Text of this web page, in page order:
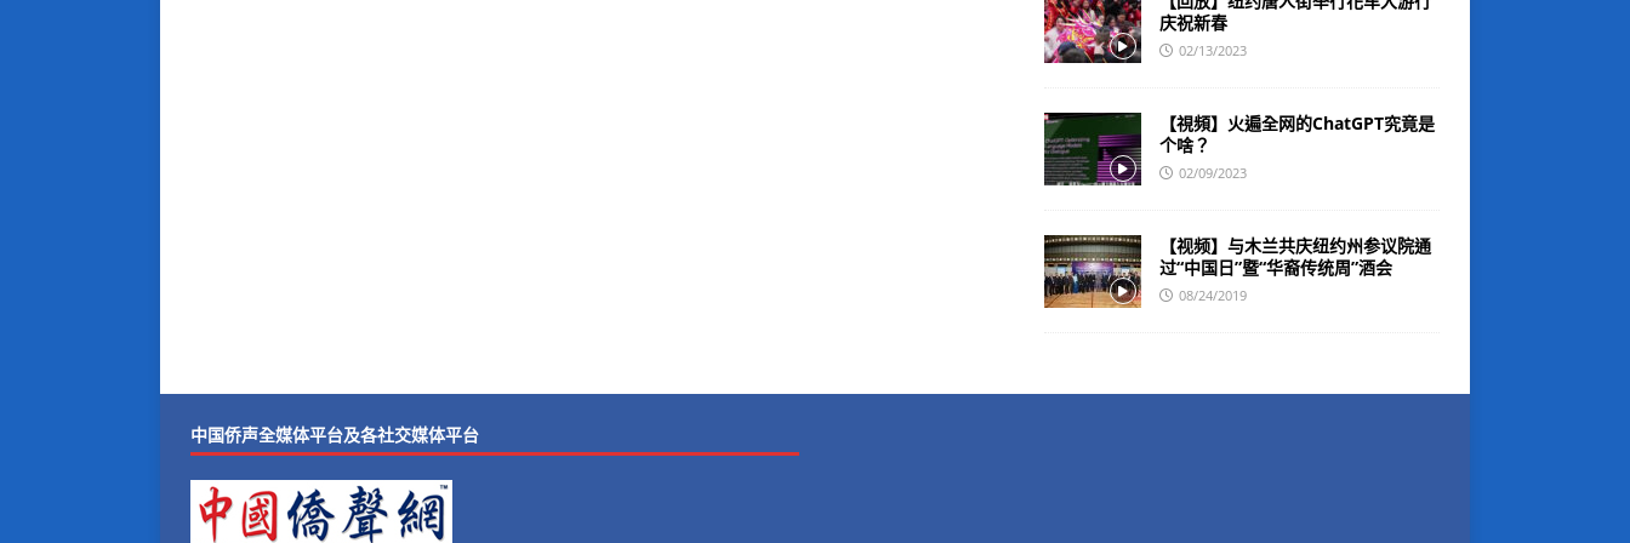
庆祝新春
02/13/2023
【視頻】火遍全网的ChatGPT究竟是
个啥？
02/09/2023
【视频】与木兰共庆纽约州参议院通
过“中国日”暨“华裔传统周”酒会
08/24/2019
中国侨声全媒体平台及各社交媒体平台